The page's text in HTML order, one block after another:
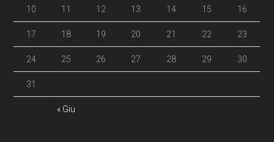
« Giu
10 11 12 13 14 15 16
17 18 19 20 21 22 23
24 25 26 27 28 29 30
31